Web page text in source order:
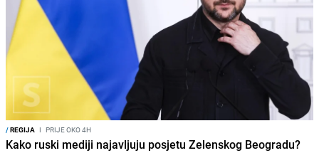
/REGIJA I PRIJE OKO 4H
Kako ruski mediji najavljuju posjetu Zelenskog Beogradu?